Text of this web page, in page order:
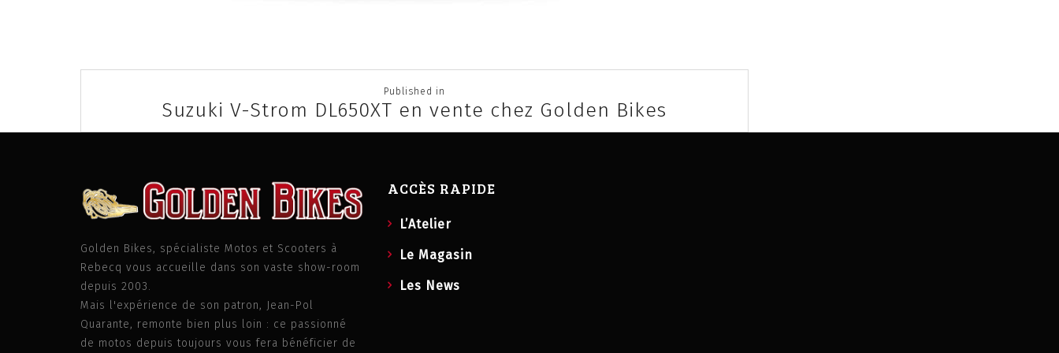
navigation
Published in
Suzuki V-Strom DL650XT en vente chez Golden Bikes
Golden Bikes, spécialiste Motos et Scooters à
Rebecq vous accueille dans son vaste show-room
depuis 2003.
Mais l'expérience de son patron, Jean-Pol
Quarante, remonte bien plus loin : ce passionné
de motos depuis toujours vous fera bénéficier de
ACCÈS RAPIDE
L’Atelier
Le Magasin
Les News